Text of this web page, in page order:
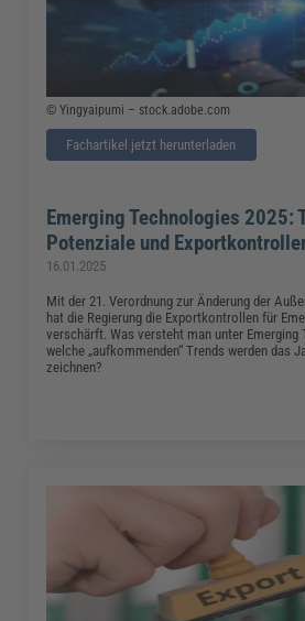
© Yingyaipumi – stock.adobe.com
Fachartikel jetzt herunterladen
Emerging Technologies 2025:
Potenziale und
16.01.2025
Mit der 21. Verordnung zur Änderung der
hat die Regierung die Exportkontrollen für
verschärft. Was versteht man unter Emerging
welche „aufkommenden“ Trends werden das
zeichnen?